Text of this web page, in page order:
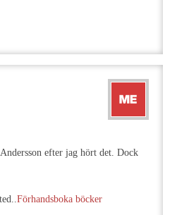
efter jag hört det. Dock
Förhandsboka böcker